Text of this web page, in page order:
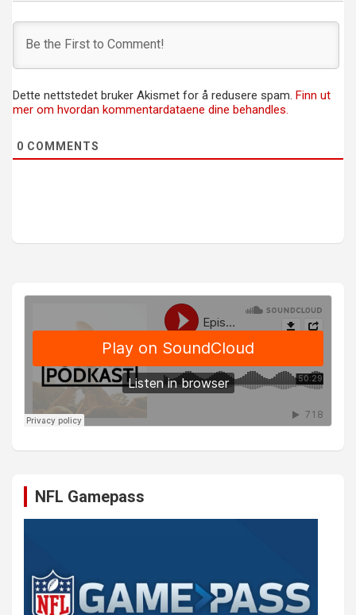
Dette nettstedet bruker Akismet for å redusere spam. Finn ut
mer om hvordan kommentardataene dine behandles.
0 COMMENTS
NFL Gamepass